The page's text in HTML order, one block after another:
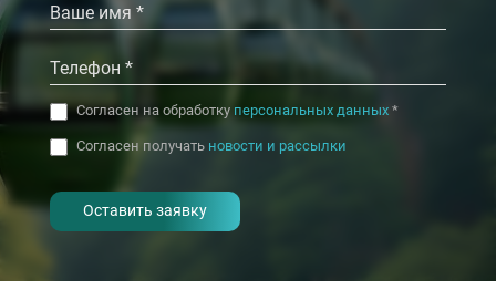
Согласен на обработку персональных данных*
Согласен получать новости и рассылки